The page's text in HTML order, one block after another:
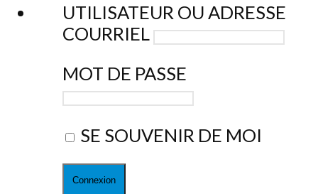
UTILISATEUR OU ADRESSE
COURRIEL
MOT DE PASSE
SE SOUVENIR DE MOI